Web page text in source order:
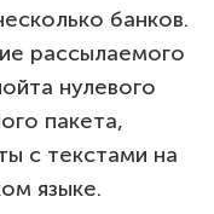
банков.
рассылаемого
нулевого
пакета,
с текстами на
языке.